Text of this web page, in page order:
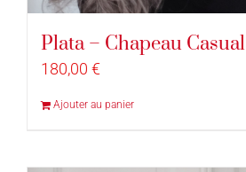
Plata – Chapeau Casual
180,00 €
Ajouter au panier